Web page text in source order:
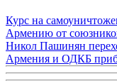
Курс на
Армению от
Никол Пашинян
Армения и ОДКБ